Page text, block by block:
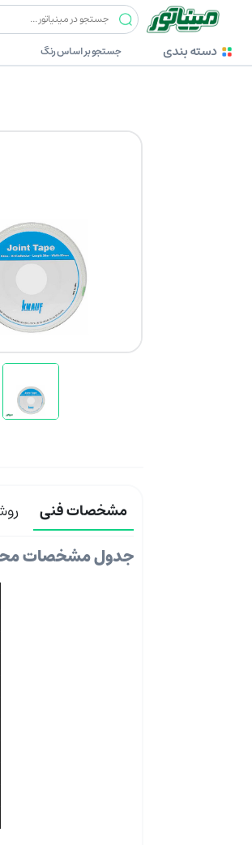
دسته بندی جستجو بر اساس رنگ
چسب ها نوار و توری درزگیر (joint Tape)
مشخصات فنی
جدول مشخصات